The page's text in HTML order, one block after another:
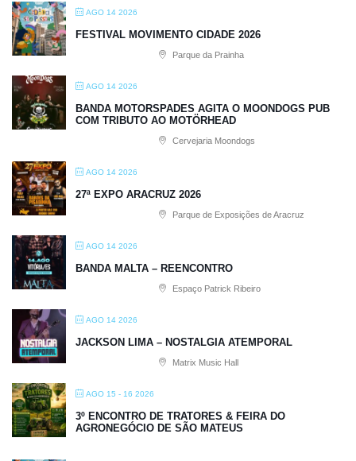
AGO 14 2026
FESTIVAL MOVIMENTO CIDADE 2026
Parque da Prainha
AGO 14 2026
BANDA MOTORSPADES AGITA O MOONDOGS PUB
COM TRIBUTO AO MOTÖRHEAD
Cervejaria Moondogs
AGO 14 2026
27ª EXPO ARACRUZ 2026
Parque de Exposições de Aracruz
AGO 14 2026
BANDA MALTA – REENCONTRO
Espaço Patrick Ribeiro
AGO 14 2026
JACKSON LIMA – NOSTALGIA ATEMPORAL
Matrix Music Hall
AGO 15 - 16 2026
3º ENCONTRO DE TRATORES & FEIRA DO
AGRONEGÓCIO DE SÃO MATEUS